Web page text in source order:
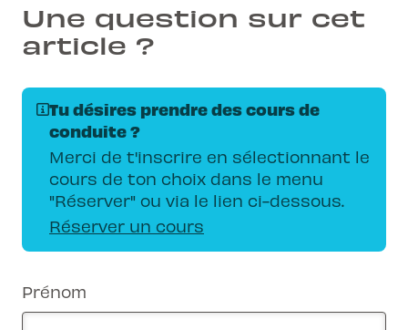
Une question sur cet
article ?
Tu désires prendre des cours de
conduite ?
Merci de t'inscrire en sélectionnant le
cours de ton choix dans le menu
"Réserver" ou via le lien ci-dessous.
Réserver un cours
Prénom